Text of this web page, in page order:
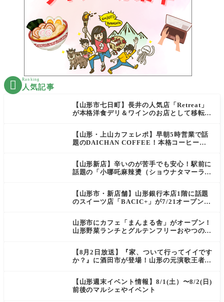
 Ranking
人気記事
【山形市七日町】長井の人気店「Retreat」
が本格洋食デリ＆ワインのお店として移転オ
【山形・上山カフェレポ】早朝5時営業で話
題のDAICHAN COFFEE！本格コーヒーを
【山形新店】辛いのが苦手でも安心！駅前に
話題の「小哪吒麻辣燙（ショウナタマーラー
【山形市・新店舗】山形銀行本店1階に話題
のスイーツ店「BACIC+」が7/21オープン！
山形市にカフェ「まんまる舎」がオープン！
山形野菜ランチとグルテンフリーおやつの新
【8月2日放送】『家、ついて行ってイイです
か？』に酒田市が登場！山形の元演歌王者
【山形週末イベント情報】8/1(土）〜8/2(日)
前後のマルシェやイベント